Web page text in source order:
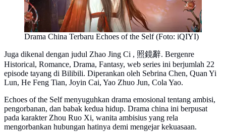
Drama China Terbaru Echoes of the Self (Foto: iQIYI)
Juga dikenal dengan judul Zhao Jing Ci , 照鏡辭. Bergenre
Historical, Romance, Drama, Fantasy, web series ini berjumlah 22
episode tayang di Bilibili. Diperankan oleh Sebrina Chen, Quan Yi
Lun, He Feng Tian, Joyin Cai, Yao Zhuo Jun, Cola Yao.
Echoes of the Self menyuguhkan drama emosional tentang ambisi,
pengorbanan, dan babak kedua hidup. Drama china ini berpusat
pada karakter Zhou Ruo Xi, wanita ambisius yang rela
mengorbankan hubungan hatinya demi mengejar kekuasaan.